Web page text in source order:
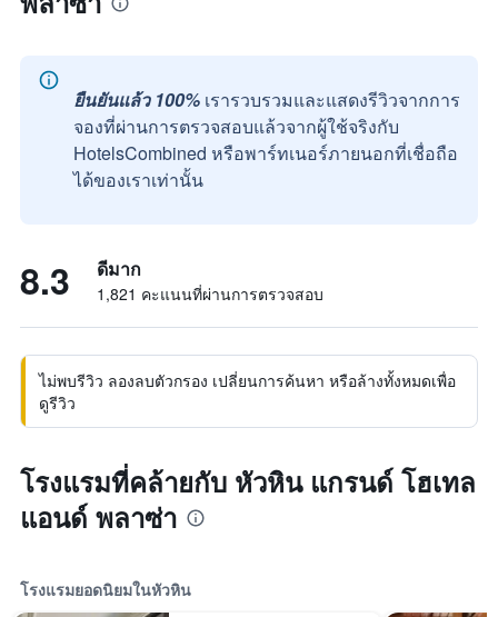
ยืนยันแล้ว 100% เรารวบรวมและแสดงรีวิวจากการ
จองที่ผ่านการตรวจสอบแล้วจากผู้ใช้จริงกับ
HotelsCombined หรือพาร์ทเนอร์ภายนอกที่เชื่อถือ
ได้ของเราเท่านั้น
8.3 ดีมาก
1,821 คะแนนที่ผ่านการตรวจสอบ
ไม่พบรีวิว ลองลบตัวกรอง เปลี่ยนการค้นหา หรือล้างทั้งหมดเพื่อ
ดูรีวิว
โรงแรมที่คล้ายกับ หัวหิน แกรนด์ โฮเทล
แอนด์ พลาซ่า
โรงแรมยอดนิยมในหัวหิน